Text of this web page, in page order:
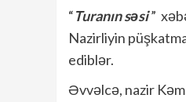
“Turanın səsi”
Nazirliyin
ediblər.
Əvvəlcə, nazir